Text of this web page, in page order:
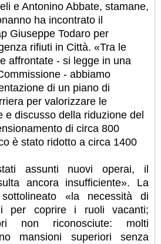
e Antonino Abbate, stamane,
ha incontrato il
Giuseppe Todaro per
rifiuti in Città. «Tra le
affrontate - si legge in una
- abbiamo
di un piano di
per valorizzare le
e discusso della riduzione del
di circa 800
è stato ridotto a circa 1400
assunti nuovi operai, il
ancora insufficiente». La
«la necessità di
per coprire i ruoli vacanti;
non riconosciute: molti
mansioni superiori senza